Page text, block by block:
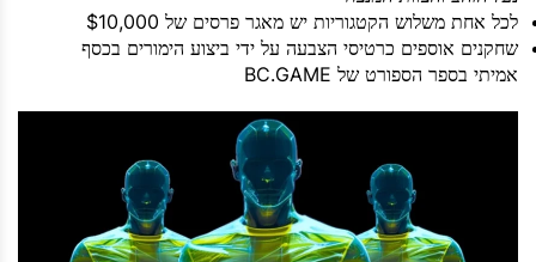
לכל אחת משלוש הקטגוריות יש מאגר פרסים של $10,000
שחקנים אוספים כרטיסי הצבעה על ידי ביצוע הימורים בכסף
אמיתי בספר הספורט של BC.GAME